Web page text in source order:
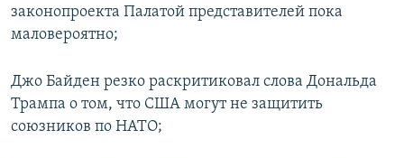
законопроекта Палатой представителей пока
маловероятно;
Джо Байден резко раскритиковал слова Дональда
Трампа о том, что США могут не защитить
союзников по НАТО;